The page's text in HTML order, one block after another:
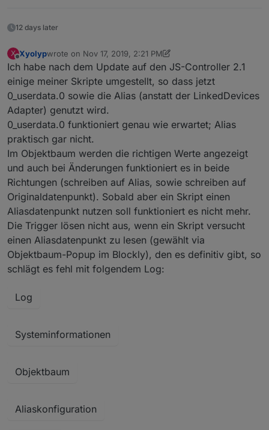
12 days later
X
Offline
Xyolypwrote on Nov 17, 2019, 2:21 PM
last edited by XyolypNov 17, 2019, 3:23 PM
Ich habe nach dem Update auf den JS-Controller 2.1
einige meiner Skripte umgestellt, so dass jetzt
0_userdata.0 sowie die Alias (anstatt der LinkedDevices
Adapter) genutzt wird.
0_userdata.0 funktioniert genau wie erwartet; Alias
praktisch gar nicht.
Im Objektbaum werden die richtigen Werte angezeigt
und auch bei Änderungen funktioniert es in beide
Richtungen (schreiben auf Alias, sowie schreiben auf
Originaldatenpunkt). Sobald aber ein Skript einen
Aliasdatenpunkt nutzen soll funktioniert es nicht mehr.
Die Trigger lösen nicht aus, wenn ein Skript versucht
einen Aliasdatenpunkt zu lesen (gewählt via
Objektbaum-Popup im Blockly), den es definitiv gibt, so
schlägt es fehl mit folgendem Log:
Log
Systeminformationen
Objektbaum
Aliaskonfiguration